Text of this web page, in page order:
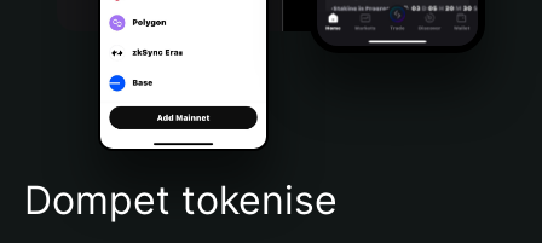
Português (Brasil)
Español (Argentina)
Dompet tokenise